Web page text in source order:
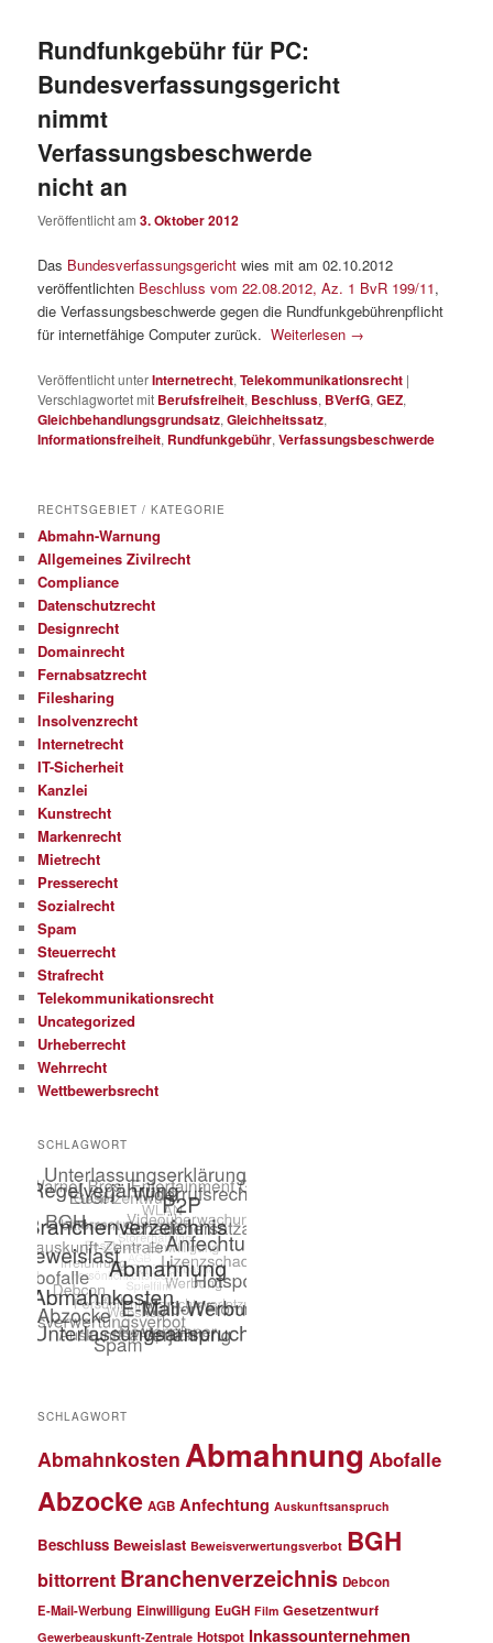
Rundfunkgebühr für PC:
Bundesverfassungsgericht
nimmt
Verfassungsbeschwerde
nicht an
Veröffentlicht am3. Oktober 2012
Das Bundesverfassungsgerichtwies mit am 02.10.2012
veröffentlichten Beschluss vom 22.08.2012, Az. 1 BvR 199/11,
die Verfassungsbeschwerde gegen die Rundfunkgebührenpflicht
für internetfähige Computer zurück.Weiterlesen →
Veröffentlicht unterInternetrecht,Telekommunikationsrecht |
Verschlagwortet mit Berufsfreiheit, Beschluss, BVerfG,GEZ,
Gleichbehandlungsgrundsatz,Gleichheitssatz,
Informationsfreiheit, Rundfunkgebühr,Verfassungsbeschwerde
RECHTSGEBIET / KATEGORIE
Abmahn-Warnung
Allgemeines Zivilrecht
Compliance
Datenschutzrecht
Designrecht
Domainrecht
Fernabsatzrecht
Filesharing
Insolvenzrecht
Internetrecht
IT-Sicherheit
Kanzlei
Kunstrecht
Markenrecht
Mietrecht
Presserecht
Sozialrecht
Spam
Steuerrecht
Strafrecht
Telekommunikationsrecht
Uncategorized
Urheberrecht
Wehrrecht
Wettbewerbsrecht
SCHLAGWORT
SCHLAGWORT
Abmahnkosten Abmahnung Abofalle
Abzocke AGB Anfechtung Auskunftsanspruch
Beschluss Beweislast Beweisverwertungsverbot BGH
bittorrent Branchenverzeichnis Debcon
E-Mail-Werbung Einwilligung EuGH Film Gesetzentwurf
Gewerbeauskunft-Zentrale Hotspot Inkassounternehmen